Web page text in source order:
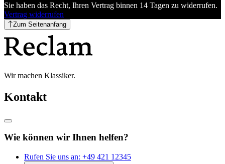
Sie haben das Recht, Ihren Vertrag binnen 14 Tagen zu widerrufen.
Vertrag widerrufen
Zum Seitenanfang
Wir machen Klassiker.
Kontakt
Wie können wir Ihnen helfen?
Rufen Sie uns an: +49 421 12345